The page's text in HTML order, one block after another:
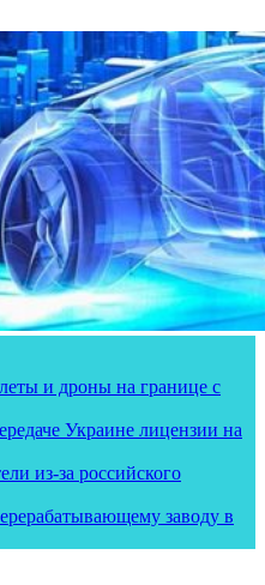
и дроны на границе с
Украине лицензии на
из-за российского
заводу в